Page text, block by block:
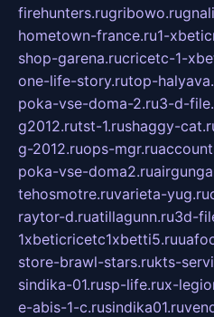
firehunters.rugribowo.ru
hometown-france.ru1-
shop-garena.rucricetc-1-
one-life-story.rutop-
poka-vse-doma-2.ru3-d-
g2012.rutst-1.rushaggy-
g-2012.ruops-mgr.ru
poka-vse-doma2.ru
tehosmotre.ruvarieta-yug.ru
raytor-d.ruatillagunn.ru3d-
1xbeticricetc1xbetti5.ru
store-brawl-stars.rukts-
sindika-01.rusp-life.rux-
e-abis-1-c.rusindika01.ru